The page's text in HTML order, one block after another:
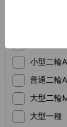
小型二輪
普通二輪
大型二輪
大型一種